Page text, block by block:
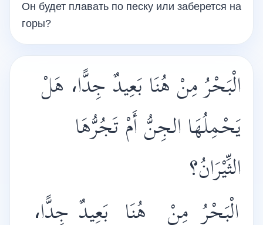
Он будет плавать по песку или заберется на
горы?
الْبَحْرُ مِنْ هُنَا بَعِيدٌ جِدًّا، هَلْ
يَحْمِلُهَا الجِنُّ أَمْ تَجُرُّهَا
الثِّيْرَانُ؟
الْبَحْرُ مِنْ هُنَا بَعِيدٌ جِدًّا،